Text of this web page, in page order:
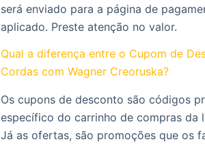
será enviado para a página de
aplicado. Preste atenção no valor.
Qual a diferença entre o Cupom de
Cordas com Wagner Creoruska?
Os cupons de desconto são códigos
específico do carrinho de compras da
Já as ofertas, são promoções que os